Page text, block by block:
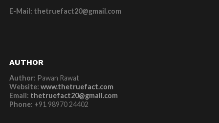
E-Mail: thetruefact20@gmail.com
AUTHOR
Author: Pawan Rawat
Website: www.thetruefact.com
Email: thetruefact20@gmail.com
Phone: +91 98970 24402